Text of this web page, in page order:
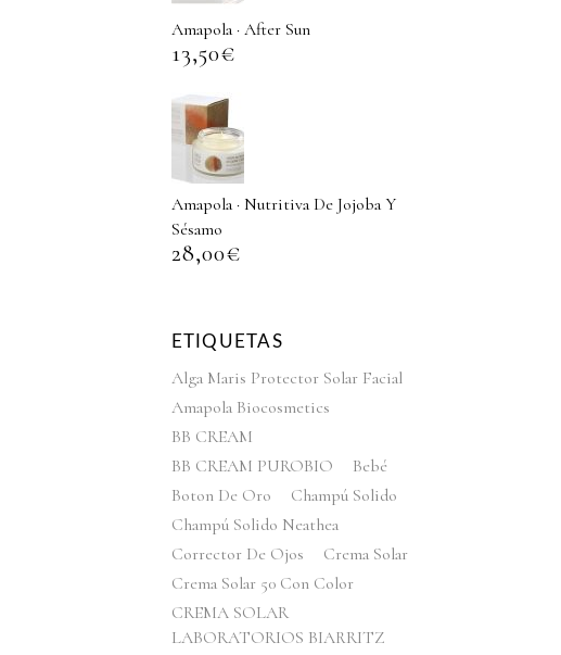
Amapola · After Sun
13,50€
Amapola · Nutritiva De Jojoba Y
Sésamo
28,00€
ETIQUETAS
Alga Maris Protector Solar Facial
Amapola Biocosmetics
BB CREAM
BB CREAM PUROBIO
Bebé
Boton De Oro
Champú Solido
Champú Solido Neathea
Corrector De Ojos
Crema Solar
Crema Solar 50 Con Color
CREMA SOLAR
LABORATORIOS BIARRITZ